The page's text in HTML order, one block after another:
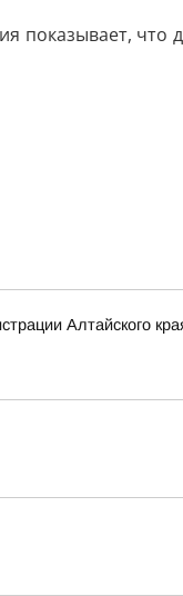
показывает,
Алтайского